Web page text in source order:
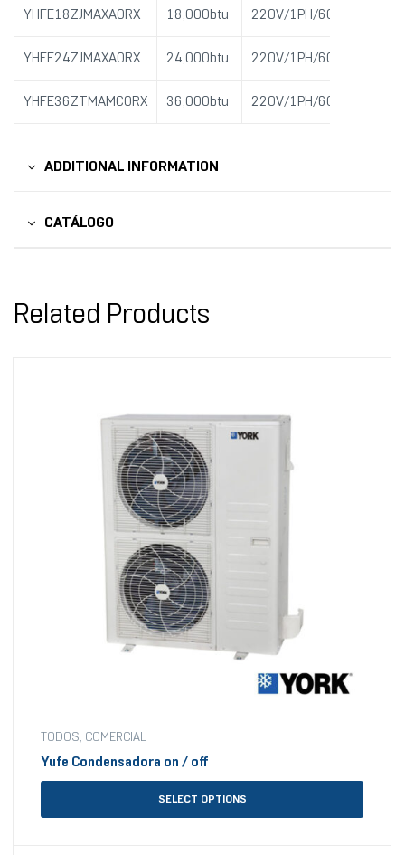
YHFE18ZJMAXAORX 18,000btu 220V/1PH/60HZ
YHFE24ZJMAXAORX 24,000btu 220V/1PH/60HZ
YHFE36ZTMAMCORX 36,000btu 220V/1PH/60HZ
ADDITIONAL INFORMATION
CATÁLOGO
Related Products
TODOS COMERCIAL
Yufe Condensadora on / off
SELECT OPTIONS